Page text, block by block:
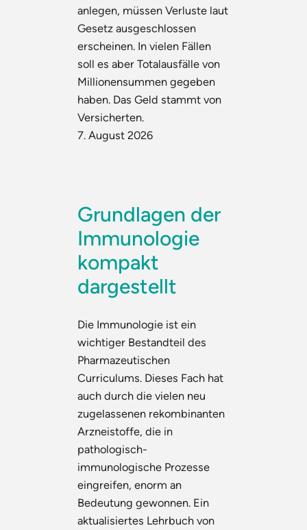
anlegen, müssen Verluste laut
Gesetz ausgeschlossen
erscheinen. In vielen Fällen
soll es aber Totalausfälle von
Millionensummen gegeben
haben. Das Geld stammt von
Versicherten.
7. August 2026
Grundlagen der
Immunologie
kompakt
dargestellt
Die Immunologie ist ein
wichtiger Bestandteil des
Pharmazeutischen
Curriculums. Dieses Fach hat
auch durch die vielen neu
zugelassenen rekombinanten
Arzneistoffe, die in
pathologisch-
immunologische Prozesse
eingreifen, enorm an
Bedeutung gewonnen. Ein
aktualisiertes Lehrbuch von